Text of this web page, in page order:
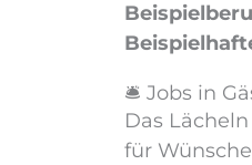
🛎️ Jobs in
Das
für